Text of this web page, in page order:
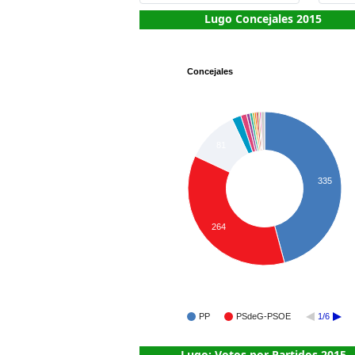
Lugo Concejales 2015
Concejales
PP PSdeG-PSOE 1/6
335
264